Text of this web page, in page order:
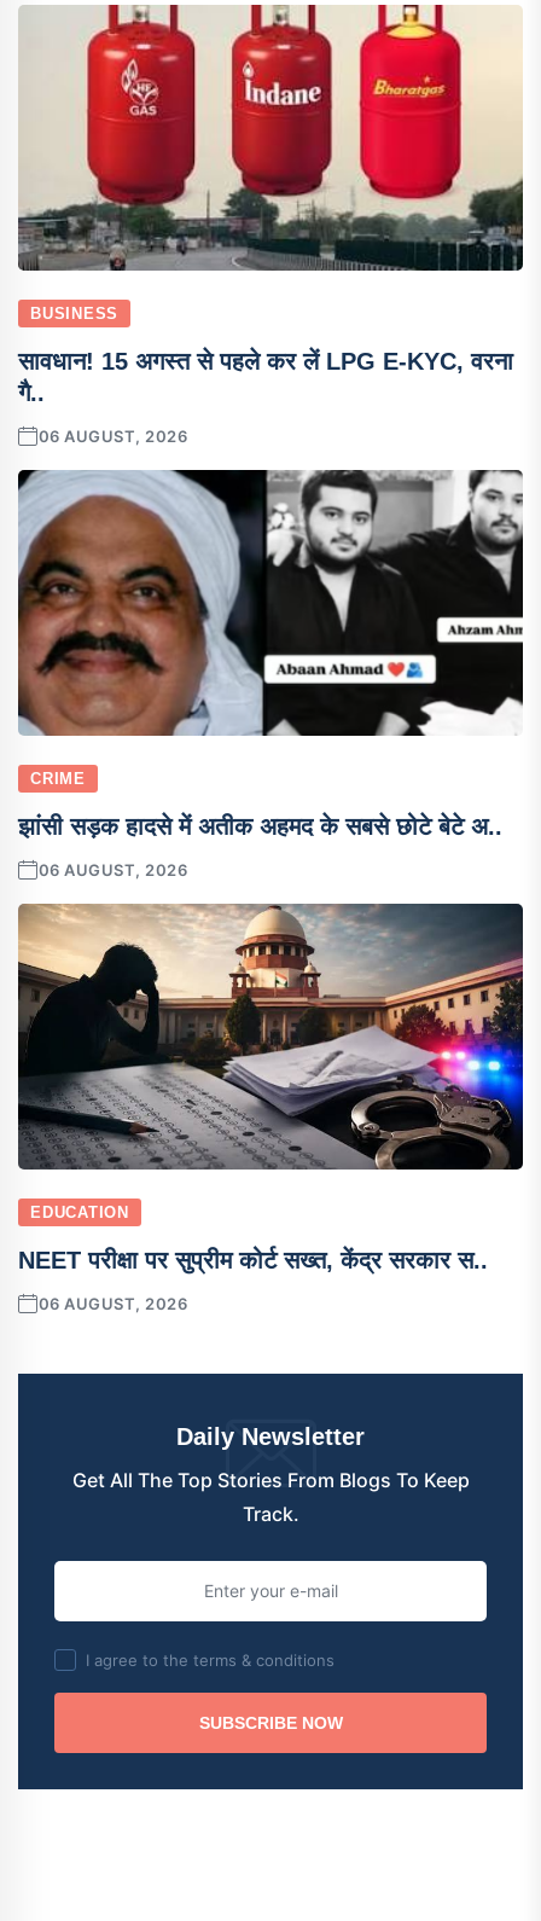
BUSINESS
सावधान! 15 अगस्त से पहले कर लें LPG E-KYC, वरना
गै..
06 AUGUST, 2026
CRIME
झांसी सड़क हादसे में अतीक अहमद के सबसे छोटे बेटे अ..
06 AUGUST, 2026
EDUCATION
NEET परीक्षा पर सुप्रीम कोर्ट सख्त, केंद्र सरकार स..
06 AUGUST, 2026
Daily Newsletter
Get All The Top Stories From Blogs To Keep
Track.
I agree to the terms & conditions
SUBSCRIBE NOW